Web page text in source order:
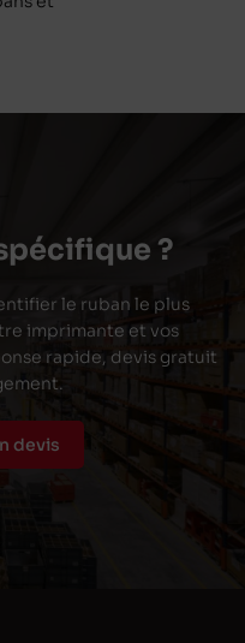
?
le ruban le plus
imprimante et vos
rapide, devis gratuit
devis